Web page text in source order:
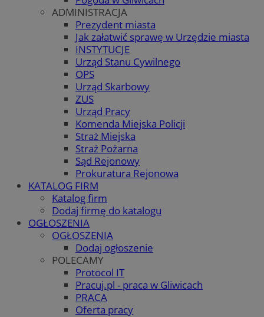
ADMINISTRACJA
Prezydent miasta
Jak załatwić sprawę w Urzędzie miasta
INSTYTUCJE
Urząd Stanu Cywilnego
OPS
Urząd Skarbowy
ZUS
Urząd Pracy
Komenda Miejska Policji
Straż Miejska
Straż Pożarna
Sąd Rejonowy
Prokuratura Rejonowa
KATALOG FIRM
Katalog firm
Dodaj firmę do katalogu
OGŁOSZENIA
OGŁOSZENIA
Dodaj ogłoszenie
POLECAMY
Protocol IT
Pracuj.pl - praca w Gliwicach
PRACA
Oferta pracy